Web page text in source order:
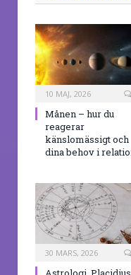
10 MAJ, 2026
Månen – hur du
reagerar
känslomässigt och
dina behov i
30 MARS, 2026